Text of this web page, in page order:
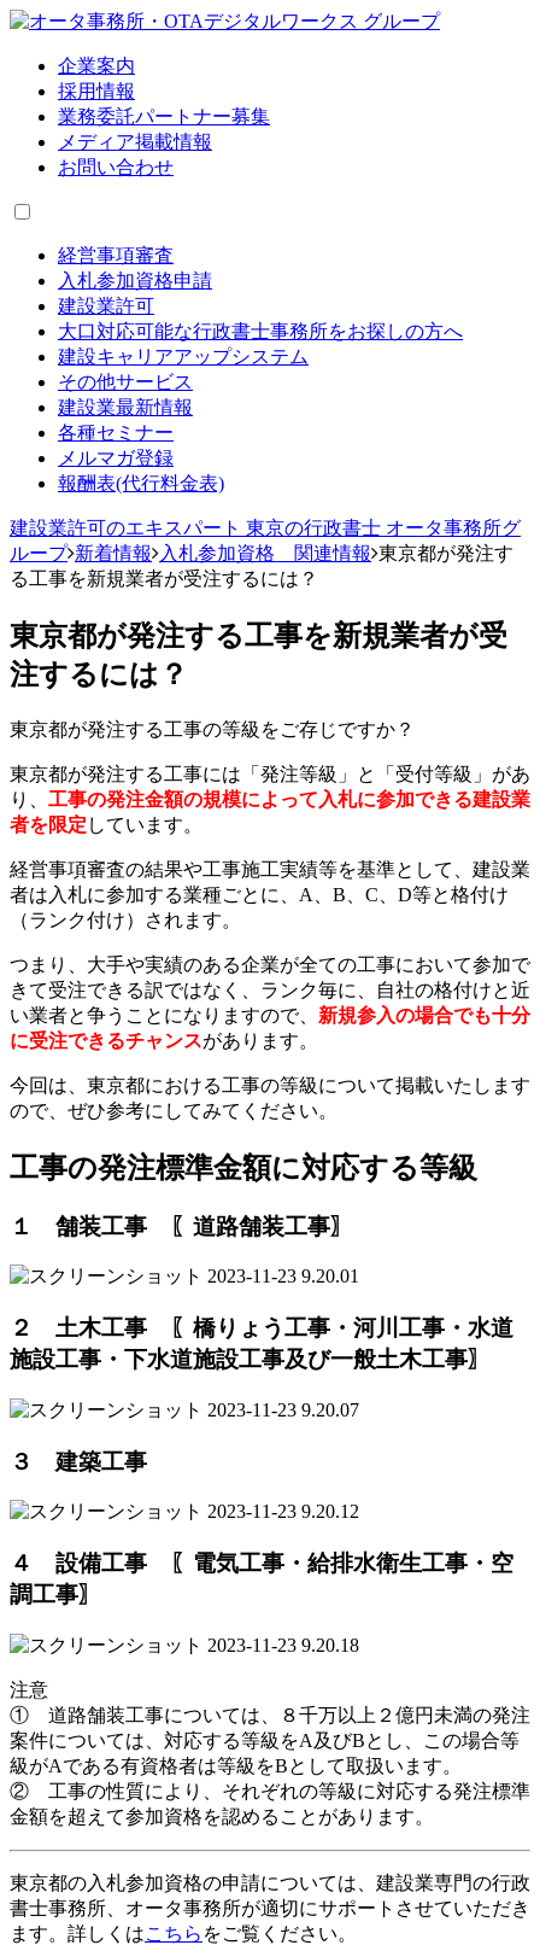
企業案内
採用情報
業務委託パートナー募集
メディア掲載情報
お問い合わせ
経営事項審査
入札参加資格申請
建設業許可
大口対応可能な行政書士事務所をお探しの方へ
建設キャリアアップシステム
その他サービス
建設業最新情報
各種セミナー
メルマガ登録
報酬表(代行料金表)
建設業許可のエキスパート 東京の行政書士 オータ事務所グ
ループ 新着情報 入札参加資格 関連情報 東京都が発注す
る工事を新規業者が受注するには？
東京都が発注する工事を新規業者が受
注するには？
東京都が発注する工事の等級をご存じですか？
東京都が発注する工事には「発注等級」と「受付等級」があ
り、 工事の発注金額の規模によって入札に参加できる建設業
者を限定 しています。
経営事項審査の結果や工事施工実績等を基準として、建設業
者は入札に参加する業種ごとに、A、B、C、D等と格付け
（ランク付け）されます。
つまり、大手や実績のある企業が全ての工事において参加で
きて受注できる訳ではなく、ランク毎に、自社の格付けと近
い業者と争うことになりますので、 新規参入の場合でも十分
に受注できるチャンスがあります。
今回は、東京都における工事の等級について掲載いたします
ので、ぜひ参考にしてみてください。
工事の発注標準金額に対応する等級
１ 舗装工事 〖道路舗装工事〗
２ 土木工事 〖橋りょう工事・河川工事・水道
施設工事・下水道施設工事及び一般土木工事〗
３ 建築工事
４ 設備工事 〖電気工事・給排水衛生工事・空
調工事〗
注意
① 道路舗装工事については、８千万以上２億円未満の発注
案件については、対応する等級をA及びBとし、この場合等
級がAである有資格者は等級をBとして取扱います。
② 工事の性質により、それぞれの等級に対応する発注標準
金額を超えて参加資格を認めることがあります。
東京都の入札参加資格の申請については、建設業専門の行政
書士事務所、オータ事務所が適切にサポートさせていただき
ます。詳しくはこちら をご覧ください。